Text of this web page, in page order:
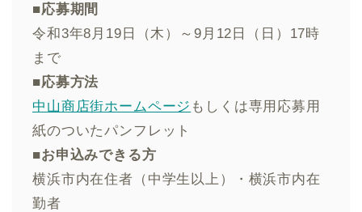
■応募期間
令和3年8月19日（木）～9月12日（日）17時
まで
■応募方法
中山商店街ホームページ もしくは専用応募用
紙のついたパンフレット
■お申込みできる方
横浜市内在住者（中学生以上）・横浜市内在
勤者